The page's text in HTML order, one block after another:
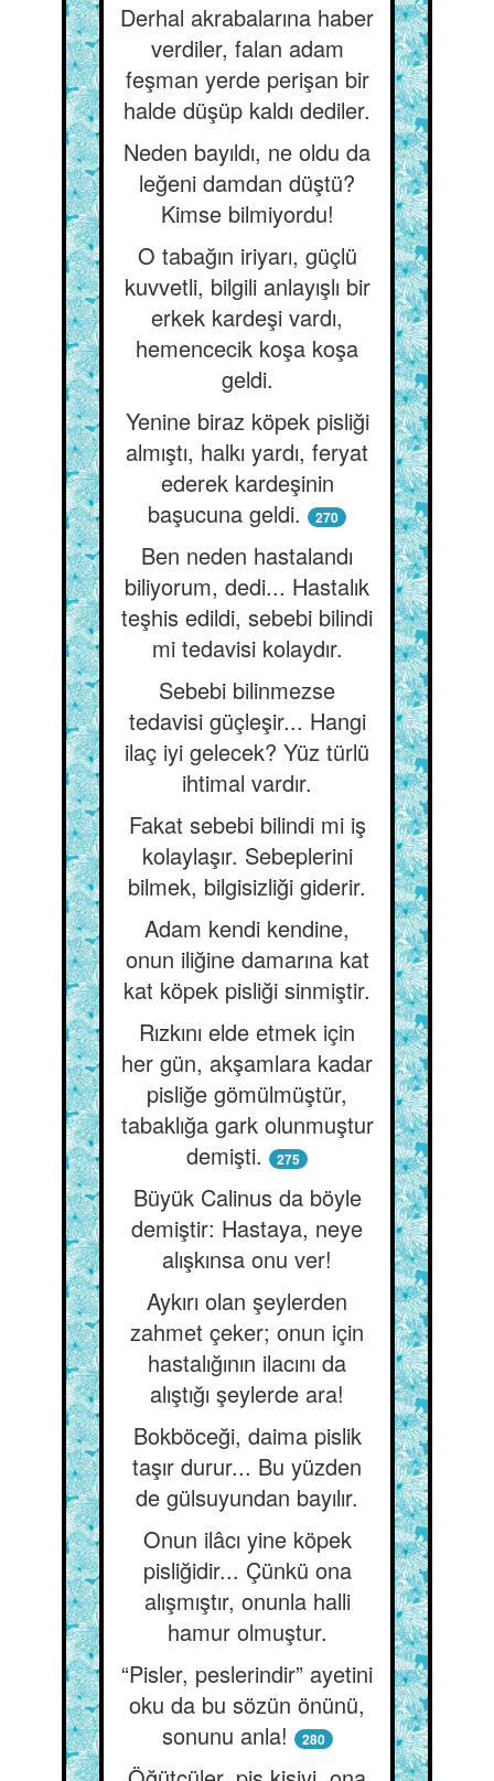
Derhal akrabalarına haber
verdiler, falan adam
feşman yerde perişan bir
halde düşüp kaldı dediler.
Neden bayıldı, ne oldu da
leğeni damdan düştü?
Kimse bilmiyordu!
O tabağın iriyarı, güçlü
kuvvetli, bilgili anlayışlı bir
erkek kardeşi vardı,
hemencecik koşa koşa
geldi.
Yenine biraz köpek pisliği
almıştı, halkı yardı, feryat
ederek kardeşinin
başucuna geldi.
270
Ben neden hastalandı
biliyorum, dedi... Hastalık
teşhis edildi, sebebi bilindi
mi tedavisi kolaydır.
Sebebi bilinmezse
tedavisi güçleşir... Hangi
ilaç iyi gelecek? Yüz türlü
ihtimal vardır.
Fakat sebebi bilindi mi iş
kolaylaşır. Sebeplerini
bilmek, bilgisizliği giderir.
Adam kendi kendine,
onun iliğine damarına kat
kat köpek pisliği sinmiştir.
Rızkını elde etmek için
her gün, akşamlara kadar
pisliğe gömülmüştür,
tabaklığa gark olunmuştur
demişti.
275
Büyük Calinus da böyle
demiştir: Hastaya, neye
alışkınsa onu ver!
Aykırı olan şeylerden
zahmet çeker; onun için
hastalığının ilacını da
alıştığı şeylerde ara!
Bokböceği, daima pislik
taşır durur... Bu yüzden
de gülsuyundan bayılır.
Onun ilâcı yine köpek
pisliğidir... Çünkü ona
alışmıştır, onunla halli
hamur olmuştur.
“Pisler, peslerindir” ayetini
oku da bu sözün önünü,
sonunu anla!
280